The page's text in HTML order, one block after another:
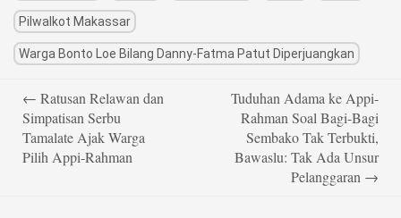
Pilwalkot Makassar
Warga Bonto Loe Bilang Danny-Fatma Patut Diperjuangkan
navigation
← Ratusan Relawan dan
Simpatisan Serbu
Tamalate Ajak Warga
Pilih Appi-Rahman
Tuduhan Adama ke Appi-
Rahman Soal Bagi-Bagi
Sembako Tak Terbukti,
Bawaslu: Tak Ada Unsur
Pelanggaran →